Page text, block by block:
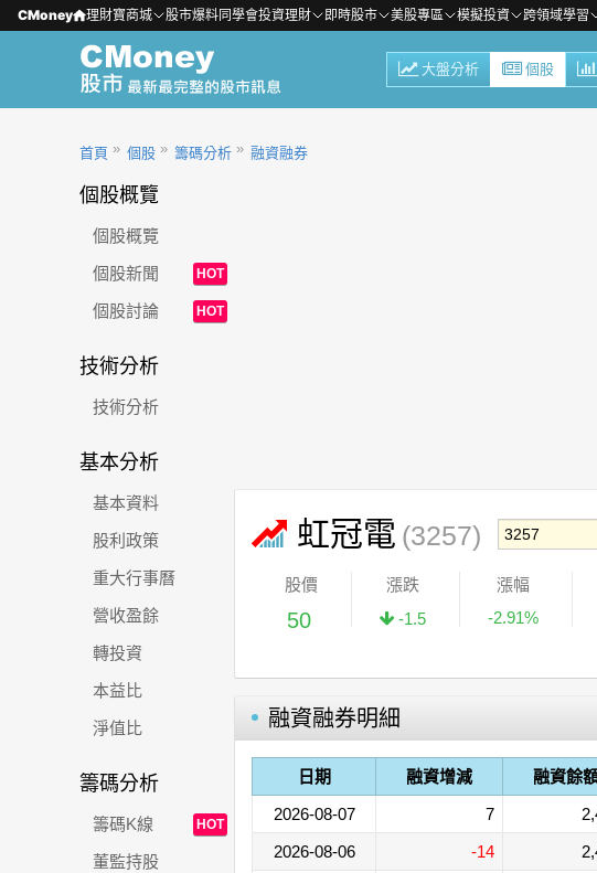
CMoney 理財寶商城 股市爆料同學會投資理財 即時股市 美股專區 模擬投資 跨領域學習
大盤分析 個股
首頁 個股 籌碼分析 融資融券
個股概覽
個股概覽
個股新聞
HOT
個股討論 HOT
技術分析
技術分析
基本分析
基本資料
股利政策
重大行事曆
營收盈餘
轉投資
本益比
淨值比
籌碼分析
籌碼K線 HOT
董監持股
虹冠電 (3257)
股價
50
漲跌
-1.5
漲幅
-2.91%
融資融券明細
日期 融資增減 融資餘
2026-08-07
7
2026-08-06
-14